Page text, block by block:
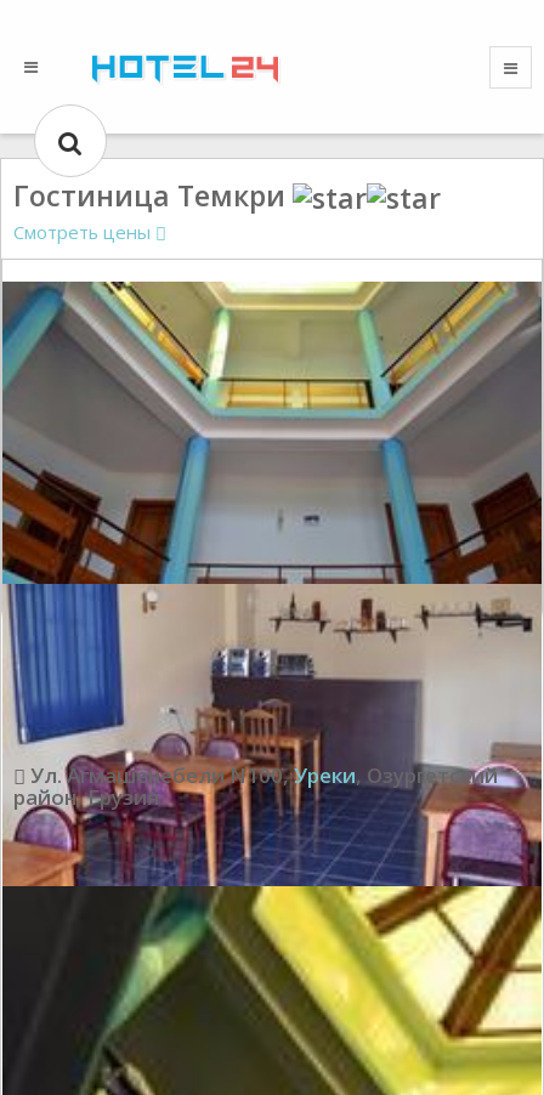
Гостиница Темкри
Смотреть цены
Великолепно:
10
Показать все отзывы
Ул. Агмашенебели N100,Уреки, Озургетский
район,Грузия